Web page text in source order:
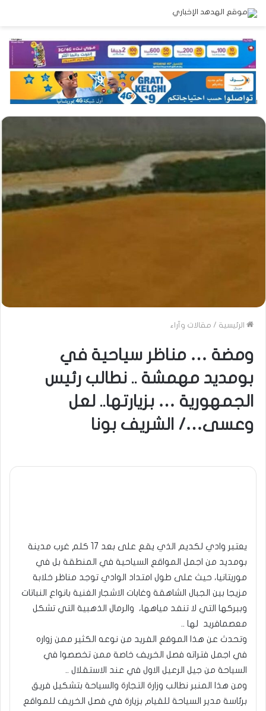
الرئيسية / مقالات وآراء
ومضة … مناظر سياحية في
بومديد مهمشة .. نطالب رئيس
الجمهورية … بزيارتها.. لعل
وعسى…/ الشريف بونا
يعتبر وادي لكديم الذي يقع على بعد 17 كلم غرب مدينة
بومديد من اجمل المواقع السياحية في المنطقة بل في
موريتانيا، حيث على طول امتداد الوادي توجد مناظر خلابة
مزيجا بين الجبال الشاهقة وغابات الاشجار الغنية بانواع النباتات
وببركها التي لا تنفد مياهها، والرمال الذهبية التي تشكل
معصمافريد لها ..
وتحدث عن هذا الموقع الفريد من نوعه الكثير ممن زواره
في اجمل فتراته فصل الخريف خاصة ممن تخصصوا في
السياحة من جيل الرعيل الاول في عند الاستقلال ..
ومن هذا المنبر نطالب وزارة التجارة والسياحة بتشكيل فريق
برئاسة مدير السياحة للقيام بزيارة في فصل الخريف للمواقع